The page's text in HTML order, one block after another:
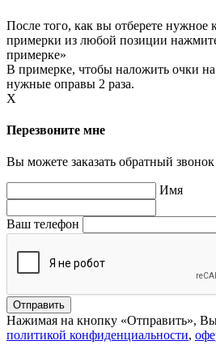
После того, как вы отберете нужное
примерки из любой позиции
примерке»
В примерке, чтобы наложить очки
нужные оправы 2 раза.
X
Перезвоните мне
Вы можете заказать обратный звонок
Имя
Ваш телефон
Нажимая на кнопку «Отправить», Вы
политикой конфиденциальности,